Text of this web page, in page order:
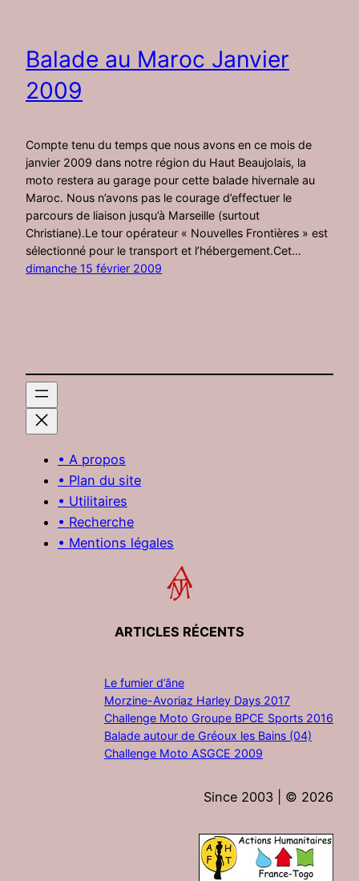
Balade au Maroc Janvier
2009
Compte tenu du temps que nous avons en ce mois de
janvier 2009 dans notre région du Haut Beaujolais, la
moto restera au garage pour cette balade hivernale au
Maroc. Nous n’avons pas le courage d’effectuer le
parcours de liaison jusqu’à Marseille (surtout
Christiane).Le tour opérateur « Nouvelles Frontières » est
sélectionné pour le transport et l’hébergement.Cet…
dimanche 15 février 2009
• A propos
• Plan du site
• Utilitaires
• Recherche
• Mentions légales
ARTICLES RÉCENTS
Le fumier d’âne
Morzine-Avoriaz Harley Days 2017
Challenge Moto Groupe BPCE Sports 2016
Balade autour de Gréoux les Bains (04)
Challenge Moto ASGCE 2009
Since 2003 | © 2026